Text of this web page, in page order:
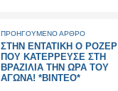
ΠΡΟΗΓΟΥΜΕΝΟ ΑΡΘΡΟ
ΣΤΗΝ ΕΝΤΑΤΙΚΗ Ο ΡΟΖΕΡ
ΠΟΥ ΚΑΤΕΡΡΕΥΣΕ ΣΤΗ
ΒΡΑΖΙΛΙΑ ΤΗΝ ΩΡΑ ΤΟΥ
ΑΓΩΝΑ! *ΒΙΝΤΕΟ*